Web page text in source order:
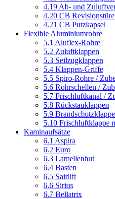
4.19 Ab- und
4.20 CB
4.21 CB Putzkapsel
Flexible Aluminiumrohre
5.1 Aluflex-Rohre
5.2 Zuluftklappen
5.3 Seilzugklappen
5.4 Klappen-Griffe
5.5 Spiro-Rohre /
5.6 Rohrschellen /
5.7 Frischluftkanal /
5.8 Rückstauklappen
5.9
5.10 Frischluftklappe
Kaminaufsätze
6.1 Aspira
6.2 Euro
6.3 Lamellenhut
6.4 Basten
6.5 Sairlift
6.6 Sirius
6.7 Bellatrix